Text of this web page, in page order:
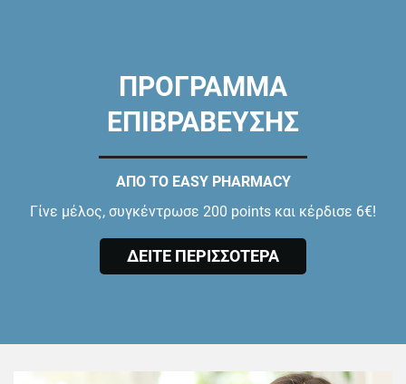
ΠΡΟΓΡΑΜΜΑ
ΕΠΙΒΡΑΒΕΥΣΗΣ
ΑΠΟ ΤΟ EASY PHARMACY
Γίνε μέλος, συγκέντρωσε 200 points και κέρδισε 6€!
ΔΕΙΤΕ ΠΕΡΙΣΣΟΤΕΡΑ